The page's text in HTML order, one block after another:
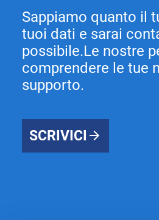
Sappiamo quanto il
tuoi dati e sarai
possibile.Le nostre
comprendere le tue
supporto.
SCRIVICI